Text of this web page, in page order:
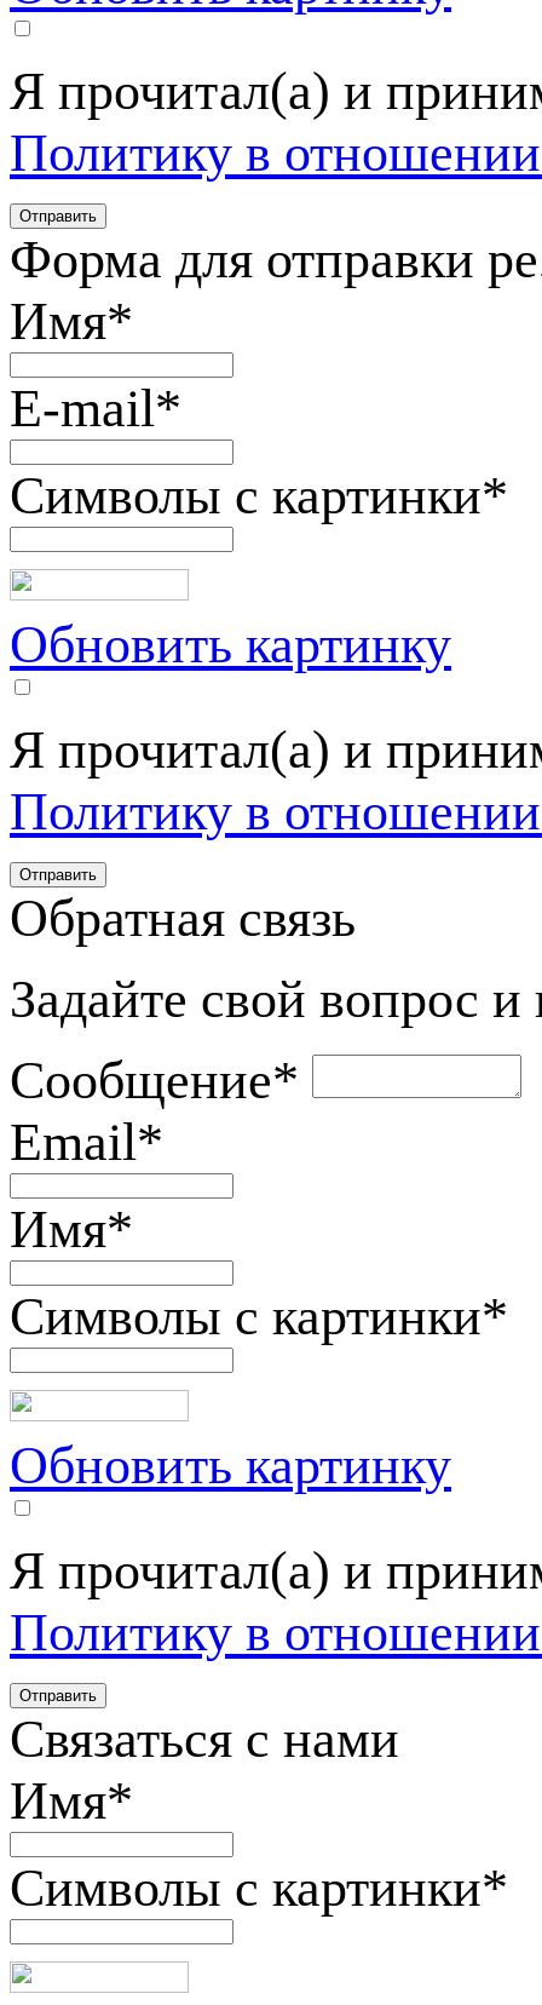
Я прочитал(а) и
Политику в
Форма для отправки
Имя*
E-mail*
Символы с картинки*
Обновить картинку
Я прочитал(а) и
Политику в
Обратная связь
Задайте свой вопрос
Сообщение*
Email*
Имя*
Символы с картинки*
Обновить картинку
Я прочитал(а) и
Политику в
Связаться с нами
Имя*
Символы с картинки*